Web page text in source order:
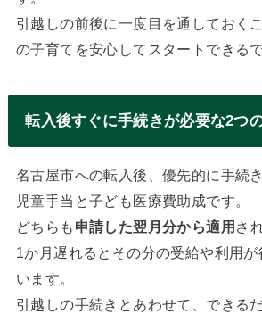
引越しの前後に一度目を通しておく
の子育てを安心してスタートできるで
転入後すぐに手続きが必要な2つ
名古屋市への転入後、優先的に手続
児童手当と子ども医療費助成です。
どちらも 申請した翌月分から適用 さ
1か月遅れるとその分の受給や利用が
います。
引越しの手続きとあわせて、できる